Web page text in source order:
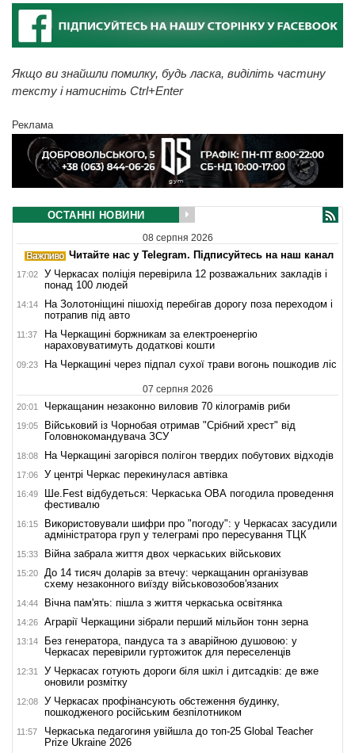
Якщо ви знайшли помилку, будь ласка, виділіть частину
тексту і натисніть Ctrl+Enter
Реклама
ОСТАННІ НОВИНИ
08 серпня 2026
Читайте нас у Telegram. Підписуйтесь на наш канал
17:02
У Черкасах поліція перевірила 12 розважальних закладів і
понад 100 людей
14:14
На Золотоніщині пішохід перебігав дорогу поза переходом і
потрапив під авто
11:37
На Черкащині боржникам за електроенергію
нараховуватимуть додаткові кошти
09:23 На Черкащині через підпал сухої трави вогонь пошкодив ліс
07 серпня 2026
20:01 Черкащанин незаконно виловив 70 кілограмів риби
19:05
Військовий із Чорнобая отримав "Срібний хрест" від
Головнокомандувача ЗСУ
18:08 На Черкащині загорівся полігон твердих побутових відходів
17:06 У центрі Черкас перекинулася автівка
16:49
Ше.Fest відбудеться: Черкаська ОВА погодила проведення
фестивалю
16:15
Використовували шифри про "погоду": у Черкасах засудили
адміністратора груп у телеграмі про пересування ТЦК
15:33 Війна забрала життя двох черкаських військових
15:20
До 14 тисяч доларів за втечу: черкащанин організував
схему незаконного виїзду військовозобов'язаних
14:44 Вічна пам'ять: пішла з життя черкаська освітянка
14:26 Аграрії Черкащини зібрали перший мільйон тонн зерна
13:14
Без генератора, пандуса та з аварійною душовою: у
Черкасах перевірили гуртожиток для переселенців
12:31
У Черкасах готують дороги біля шкіл і дитсадків: де вже
оновили розмітку
12:08
У Черкасах профінансують обстеження будинку,
пошкодженого російським безпілотником
11:57
Черкаська педагогиня увійшла до топ-25 Global Teacher
Prize Ukraine 2026